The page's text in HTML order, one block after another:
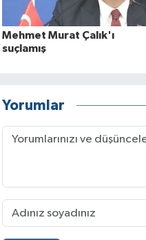
Mehmet Murat Çalık'ı
suçlamış
Yorumlar